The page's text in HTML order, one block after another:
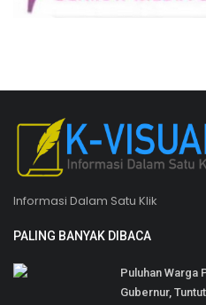
Informasi Dalam Satu Klik
PALING BANYAK DIBACA
Puluhan Warga
Gubernur,